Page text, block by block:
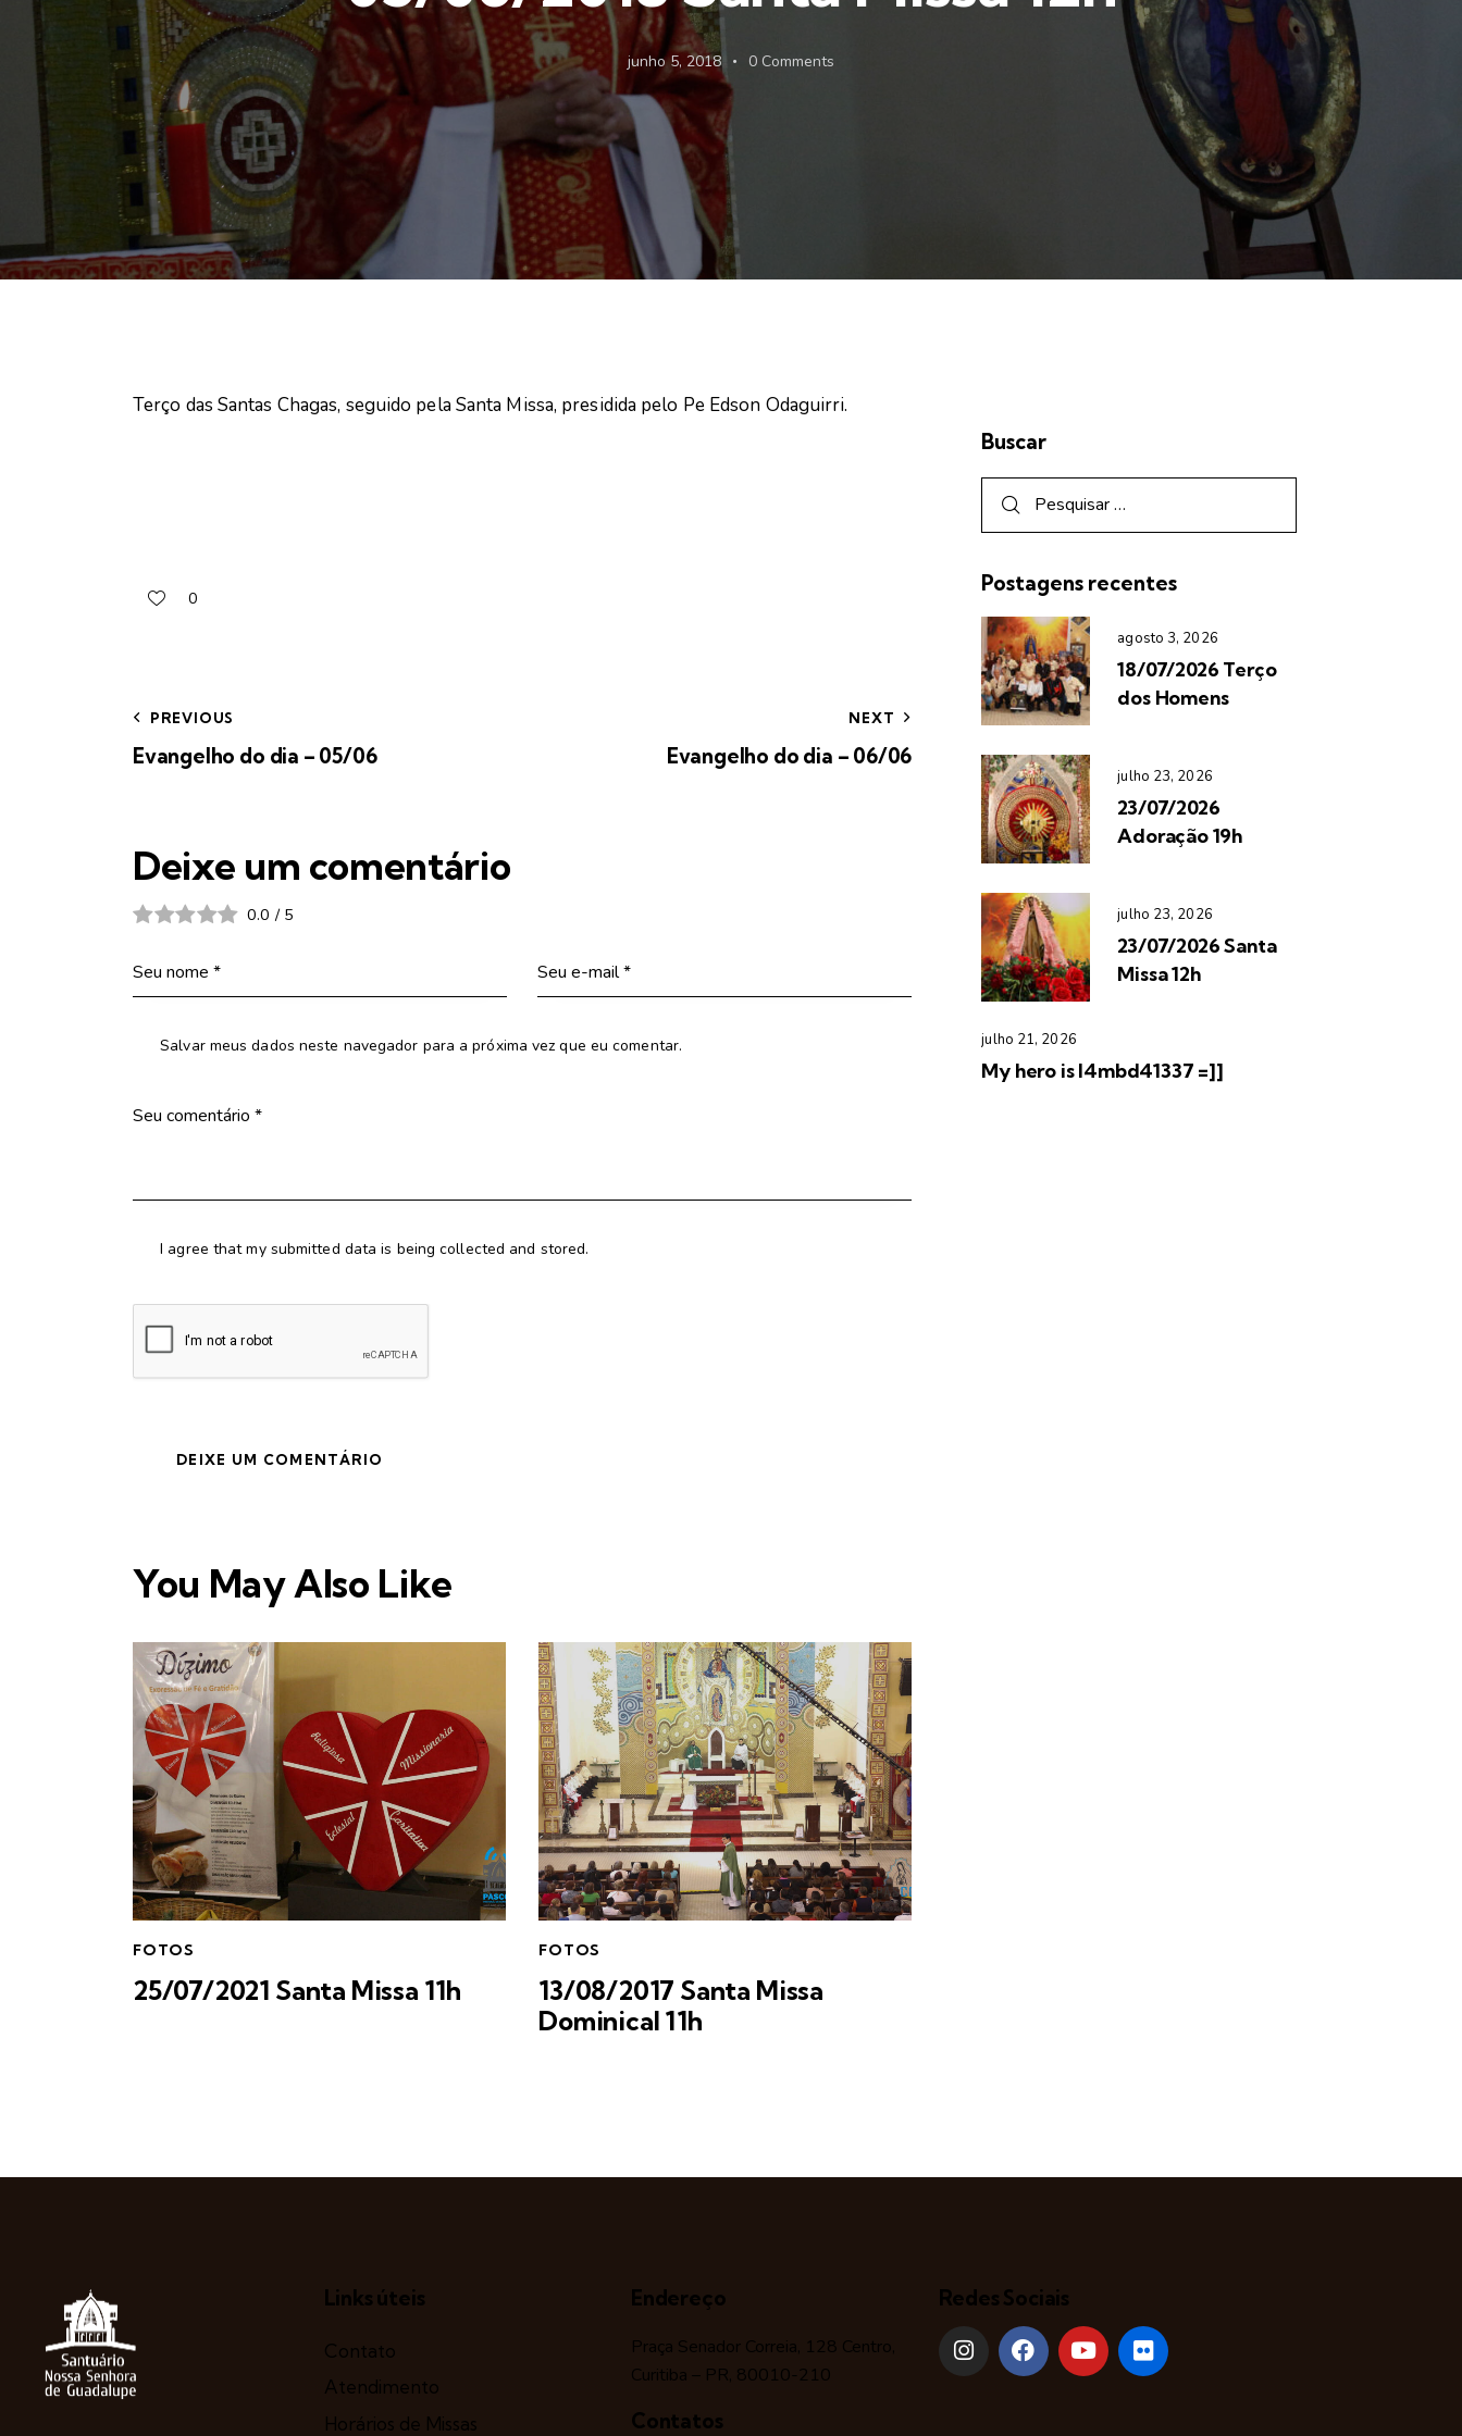
junho 5, 2018 0 Comments
Terço das Santas Chagas, seguido pela Santa Missa, presidida pelo Pe Edson Odaguirri.
0
PREVIOUS
Evangelho do dia – 05/06
NEXT
Evangelho do dia – 06/06
Deixe um comentário
0.0 / 5
Salvar meus dados neste navegador para a próxima vez que eu comentar.
I agree that my submitted data is being collected and stored.
You May Also Like
FOTOS
25/07/2021 Santa Missa 11h
FOTOS
13/08/2017 Santa Missa
Dominical 11h
Buscar
Postagens recentes
agosto 3, 2026
18/07/2026 Terço
dos Homens
julho 23, 2026
23/07/2026
Adoração 19h
julho 23, 2026
23/07/2026 Santa
Missa 12h
julho 21, 2026
My hero is l4mbd41337 =]]
Links úteis
Contato
Atendimento
Horários de Missas
Endereço
Praça Senador Correia, 128 Centro,
Curitiba – PR, 80010-210
Contatos
Redes Sociais